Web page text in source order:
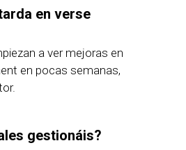
en verse
a ver mejoras en
en pocas semanas,
gestionáis?